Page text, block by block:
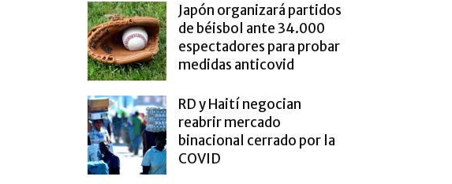
Japón organizará partidos
de béisbol ante 34.000
espectadores para probar
medidas anticovid
RD y Haití negocian
reabrir mercado
binacional cerrado por la
COVID